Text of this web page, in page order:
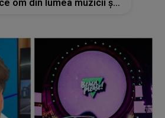
om din lumea muzicii și-